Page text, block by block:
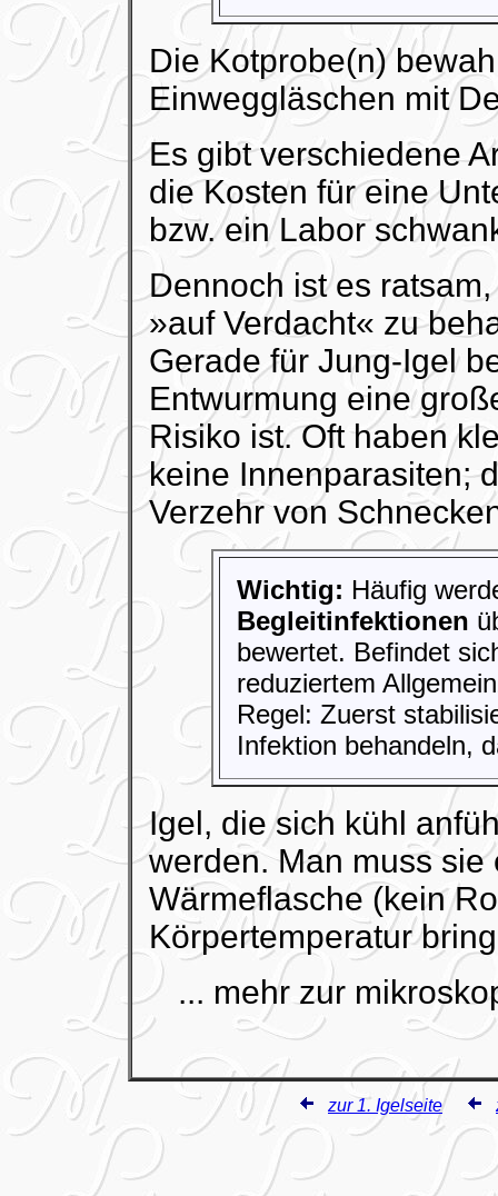
Die Kotprobe(n)
Einweggläschen mit
Es gibt verschiedene
die Kosten für eine
bzw. ein Labor
Dennoch ist es
»auf Verdacht« zu
Gerade für Jung-Igel
Entwurmung eine
Risiko ist. Oft haben
keine Innenparasiten;
Verzehr von
Wichtig: Häufig
Begleitinfektionen
bewertet. Befindet
reduziertem
Regel: Zuerst
Infektion behandeln,
Igel, die sich kühl
werden. Man muss
Wärmeflasche (kein
Körpertemperatur
... mehr zur
zur 1. Igelseite